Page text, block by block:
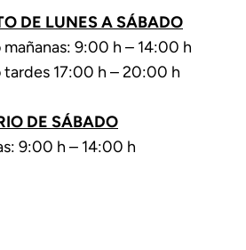
DE LUNES A SÁBADO
mañanas: 9:00 h – 14:00 h
tardes 17:00 h – 20:00 h
DE SÁBADO
9:00 h – 14:00 h